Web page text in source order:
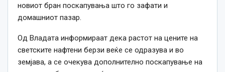
новиот бран поскапувања што го зафати и
домашниот пазар.
Од Владата информираат дека растот на цените на
светските нафтени берзи веќе се одразува и во
земјава, а се очекува дополнително поскапување на